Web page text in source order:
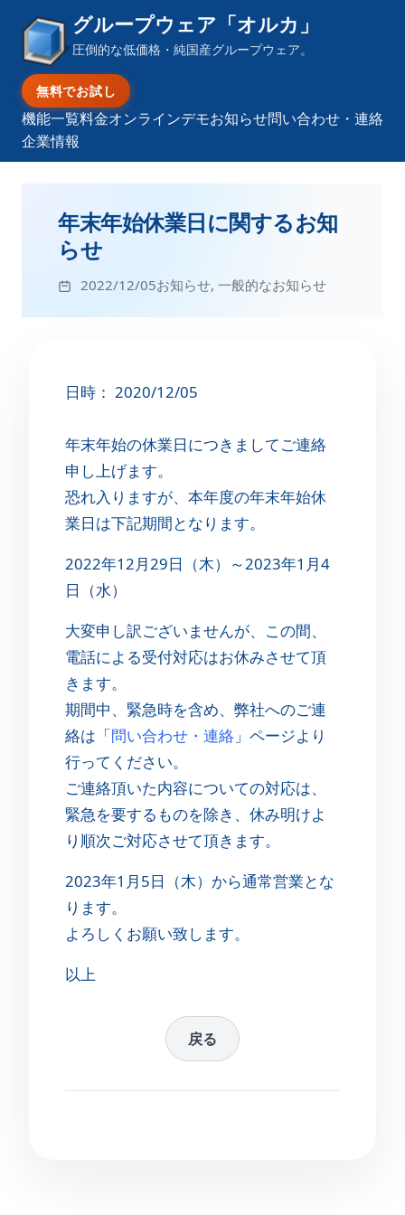
グループウェア「オルカ」
圧倒的な低価格・純国産グループウェア。
無料でお試し
機能一覧料金オンラインデモお知らせ問い合わせ・連絡
企業情報
年末年始休業日に関するお知
らせ
2022/12/05お知らせ, 一般的なお知らせ
日時： 2020/12/05
年末年始の休業日につきましてご連絡
申し上げます。
恐れ入りますが、本年度の年末年始休
業日は下記期間となります。
2022年12月29日（木）～2023年1月4
日（水）
大変申し訳ございませんが、この間、
電話による受付対応はお休みさせて頂
きます。
期間中、緊急時を含め、弊社へのご連
絡は「問い合わせ・連絡 」ページより
行ってください。
ご連絡頂いた内容についての対応は、
緊急を要するものを除き、休み明けよ
り順次ご対応させて頂きます。
2023年1月5日（木）から通常営業とな
ります。
よろしくお願い致します。
以上
戻る